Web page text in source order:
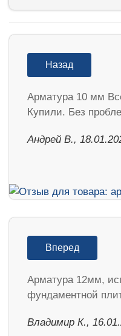
Назад
Арматура 10 мм
Купили. Без
Андрей В.,
Вперед
Арматура 12мм,
фундаментной
Владимир К.,